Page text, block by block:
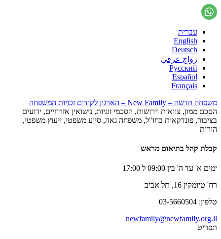
עברית
English
Deutsch
زواج عرفي
Русский
Español
Français
משפחה חדשה – New Family – הארגון לקידום זכויות המשפחה
הסכם ממון, צוואות וירושות, הסכמי זוגיות, נישואין אזרחיים, ידועים
בציבור, פונדקאות בחו"ל, משפחה גאה, סיוע משפטי, ייעוץ משפטי,
הורות
קבלת קהל בתיאום מראש
ימים א' עד ה' בין 09:00 ל 17:00
רח' טיומקין 16, תל אביב
טלפון: 03-5660504
newfamily@newfamily.org.il
תפריט